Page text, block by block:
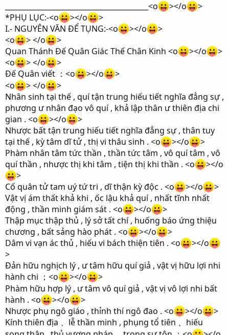
________________________________________<o
></o
>
*PHỤ LỤC:-<o
></o
>
I.- NGUYÊN VĂN ĐỂ TỤNG:-<o
></o
>
<o
> </o
>
Quan Thánh Đế Quân Giác Thế Chân Kinh <o
></o
>
<o
> </o
>
Đế Quân viết
： <o ></o
>
<o
> </o
>
Nhân sinh tại thế , quí tận trung hiếu tiết nghĩa đẳng sự ,
phương ư nhân đạo vô quí , khả lập thân ư thiên địa chi
gian . <o
></o
>
Nhược bất tận trung hiếu tiết nghĩa đẳng sự , thân tuy
tại thế , kỳ tâm dĩ tử , thị vi thâu sinh . <o
></o
>
Phàm nhân tâm tức thần , thần tức tâm , vô quí tâm , vô
quí thần , nhược thị khi tâm , tiện thị khi thần . <o
></o
>
Cố quân tử tam uý tứ tri , dĩ thận kỳ độc . <o
></o
>
Vật vị ám thất khả khi , ốc lậu khả quí , nhất tĩnh nhất
động , thần minh giám sát . <o
></o
>
Thập mục thập thủ , lý sở tất chí , huống báo ứng thiệu
chương , bất sảng hào phát . <o
></o
>
Dâm vi vạn ác thủ , hiếu vi bách thiện tiên . <o
></o
>
Đản hữu nghịch lý , ư tâm hữu quí giả , vật vị hữu lợi nhi
hành chi
； <o ></o
>
Phàm hữu hợp lý , ư tâm vô quí giả , vật vị vô lợi nhi bất
hành . <o
></o
>
Nhược phụ ngô giáo , thỉnh thí ngô đao . <o
></o
>
Kính thiên địa
lễ thần minh , phụng tổ tiên
hiếu